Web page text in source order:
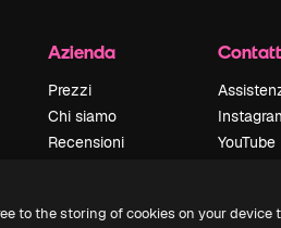
Azienda
Prezzi
Chi siamo
Recensioni
Blog
YouTube
Discord
to the storing of cookies on your device